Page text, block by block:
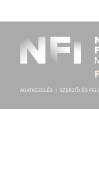
ADATKEZELÉS SZERZŐI ÉS